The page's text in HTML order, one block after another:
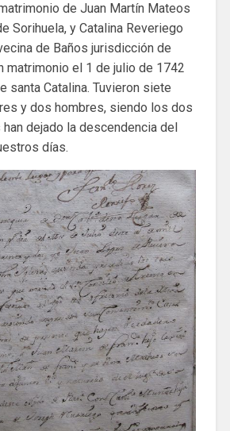
de Juan Martín Mateos
Sorihuela, y Catalina Reveriego
de Baños jurisdicción de
matrimonio el 1 de julio de 1742
santa Catalina. Tuvieron siete
y dos hombres, siendo los dos
dejado la descendencia del
días.